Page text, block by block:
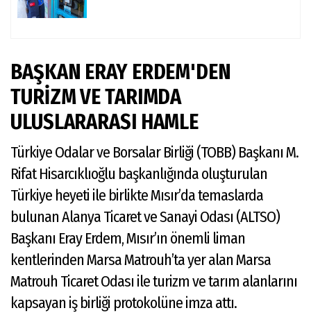
BAŞKAN ERAY ERDEM'DEN
TURİZM VE TARIMDA
ULUSLARARASI HAMLE
Türkiye Odalar ve Borsalar Birliği (TOBB) Başkanı M.
Rifat Hisarcıklıoğlu başkanlığında oluşturulan
Türkiye heyeti ile birlikte Mısır’da temaslarda
bulunan Alanya Ticaret ve Sanayi Odası (ALTSO)
Başkanı Eray Erdem, Mısır’ın önemli liman
kentlerinden Marsa Matrouh’ta yer alan Marsa
Matrouh Ticaret Odası ile turizm ve tarım alanlarını
kapsayan iş birliği protokolüne imza attı.